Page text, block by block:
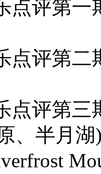
点评第
点评第
点评第
、半月湖